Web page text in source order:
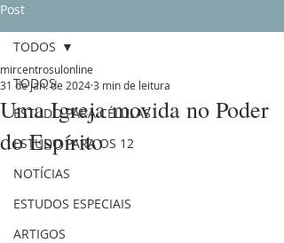
Post
TODOS
ESTUDO PARA CÉLULAS
ESTUDO PARA OS 12
NOTÍCIAS
ESTUDOS ESPECIAIS
ARTIGOS
TODOS
Uma Igreja movida no Poder
do Espírito
mircentrosulonline
31 de jan. de 20243 min de leitura